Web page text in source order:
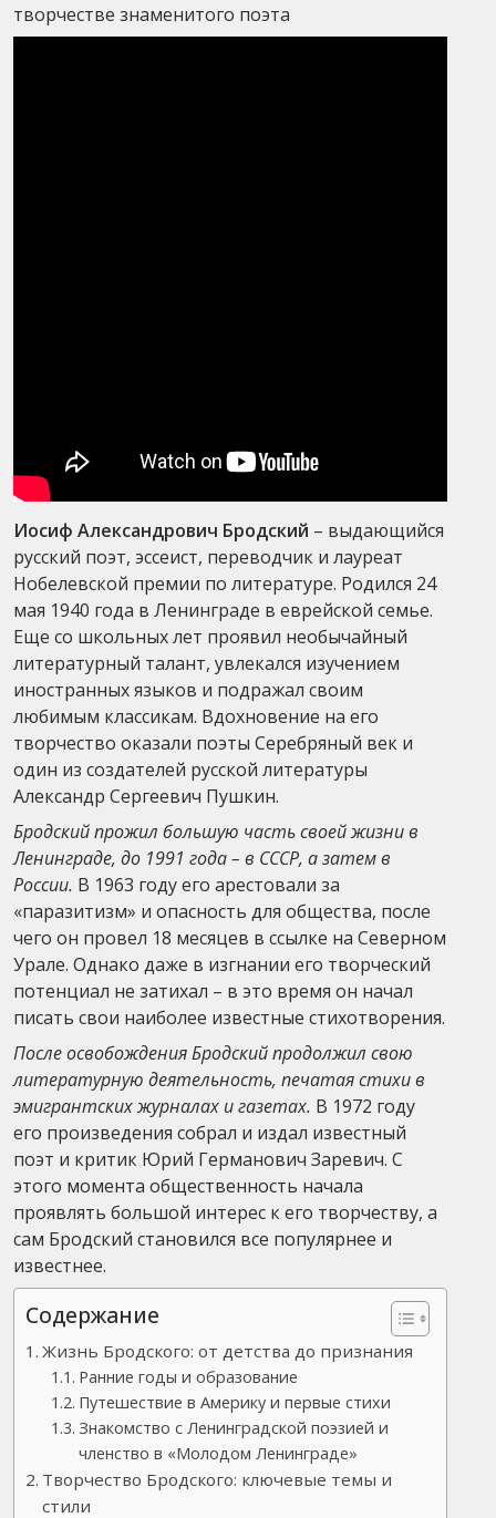
Иосиф Александрович Бродский – выдающийся
русский поэт, эссеист, переводчик и лауреат
Нобелевской премии по литературе. Родился 24
мая 1940 года в Ленинграде в еврейской семье.
Еще со школьных лет проявил необычайный
литературный талант, увлекался изучением
иностранных языков и подражал своим
любимым классикам. Вдохновение на его
творчество оказали поэты Серебряный век и
один из создателей русской литературы
Александр Сергеевич Пушкин.
Бродский прожил большую часть своей жизни в
Ленинграде, до 1991 года – в СССР, а затем в
России. В 1963 году его арестовали за
«паразитизм» и опасность для общества, после
чего он провел 18 месяцев в ссылке на Северном
Урале. Однако даже в изгнании его творческий
потенциал не затихал – в это время он начал
писать свои наиболее известные стихотворения.
После освобождения Бродский продолжил свою
литературную деятельность, печатая стихи в
эмигрантских журналах и газетах. В 1972 году
его произведения собрал и издал известный
поэт и критик Юрий Германович Заревич. С
этого момента общественность начала
проявлять большой интерес к его творчеству, а
сам Бродский становился все популярнее и
известнее.
Содержание
Жизнь Бродского: от детства до признания
Ранние годы и образование
Путешествие в Америку и первые стихи
Знакомство с Ленинградской поэзией и
членство в «Молодом Ленинграде»
Творчество Бродского: ключевые темы и
стили